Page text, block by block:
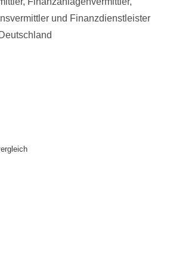
und Finanzdienstleister